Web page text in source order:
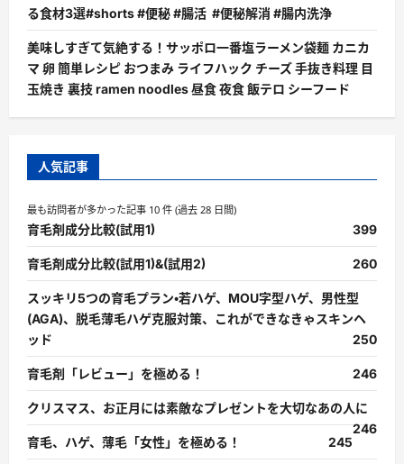
る食材3選#shorts #便秘 #腸活 #便秘解消 #腸内洗浄
美味しすぎて気絶する！サッポロ一番塩ラーメン袋麺 カニカ
マ 卵 簡単レシピ おつまみ ライフハック チーズ 手抜き料理 目
玉焼き 裏技 ramen noodles 昼食 夜食 飯テロ シーフード
人気記事
最も訪問者が多かった記事 10 件 (過去 28 日間)
育毛剤成分比較(試用1) 399
育毛剤成分比較(試用1)&(試用2) 260
スッキリ5つの育毛プラン・若ハゲ、MOU字型ハゲ、男性型
(AGA)、脱毛薄毛ハゲ克服対策、これができなきゃスキンヘ
ッド
250
育毛剤「レビュー」を極める！ 246
クリスマス、お正月には素敵なプレゼントを大切なあの人に
246
育毛、ハゲ、薄毛「女性」を極める！
245